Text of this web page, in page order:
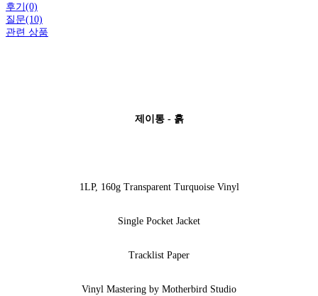
후기(0)
질문(10)
관련 상품
제이통 - 흙
1LP, 160g Transparent Turquoise Vinyl
Single Pocket Jacket
Tracklist Paper
Vinyl Mastering by Motherbird Studio